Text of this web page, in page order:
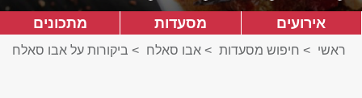
אירועים מסעדות מתכונים
ראשי > חיפוש מסעדות > אבו סאלח > ביקורות על אבו סאלח